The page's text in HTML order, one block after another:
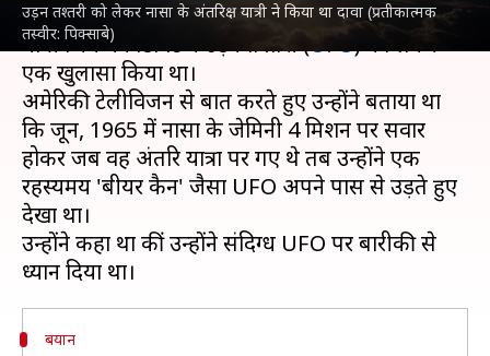
उड़न तश्तरी को लेकर नासा के अंतरिक्ष यात्री ने किया था दावा (प्रतीकात्मक
तस्वीर: पिक्साबे)
अंतरिक्ष में पहली बार स्पेसवॉक करने वालेनासाके अंतरिक्ष
यात्री जिम मैकडिविट ने उड़न तश्तरी (UFO) को लेकर
एक खुलासा किया था।
अमेरिकी टेलीविजन से बात करते हुए उन्होंने बताया था
कि जून, 1965 में नासा के जेमिनी 4 मिशन पर सवार
होकर जब वह अंतरिक्ष यात्रा पर गए थे तब उन्होंने एक
रहस्यमय 'बीयर कैन' जैसा UFO अपने पास से उड़ते हुए
देखा था।
उन्होंने कहा था कीं उन्होंने संदिग्ध UFO पर बारीकी से
बयान